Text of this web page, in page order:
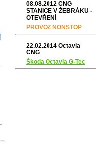
08.08.2012 CNG
STANICE V ŽEBRÁKU -
OTEVŘENÍ
PROVOZ NONSTOP
22.02.2014 Octavia
CNG
Škoda Octavia G-Tec